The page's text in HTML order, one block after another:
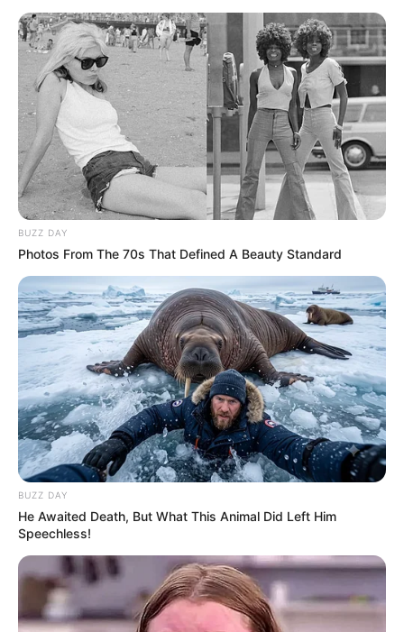
BUZZ DAY
Photos From The 70s That Defined A Beauty Standard
BUZZ DAY
He Awaited Death, But What This Animal Did Left Him
Speechless!